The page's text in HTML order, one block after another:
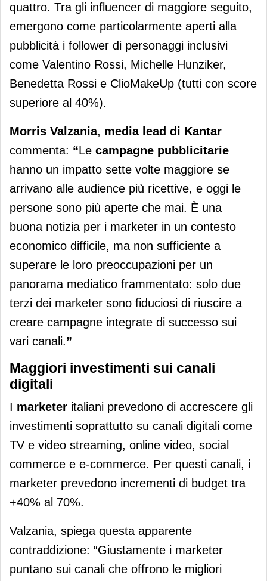
quattro. Tra gli influencer di maggiore seguito,
emergono come particolarmente aperti alla
pubblicità i follower di personaggi inclusivi
come Valentino Rossi, Michelle Hunziker,
Benedetta Rossi e ClioMakeUp (tutti con score
superiore al 40%).
Morris Valzania, media lead di Kantar
commenta: “Le campagne pubblicitarie
hanno un impatto sette volte maggiore se
arrivano alle audience più ricettive, e oggi le
persone sono più aperte che mai. È una
buona notizia per i marketer in un contesto
economico difficile, ma non sufficiente a
superare le loro preoccupazioni per un
panorama mediatico frammentato: solo due
terzi dei marketer sono fiduciosi di riuscire a
creare campagne integrate di successo sui
vari canali.”
Maggiori investimenti sui canali
digitali
I marketer italiani prevedono di accrescere gli
investimenti soprattutto su canali digitali come
TV e video streaming, online video, social
commerce e e-commerce. Per questi canali, i
marketer prevedono incrementi di budget tra
+40% al 70%.
Valzania, spiega questa apparente
contraddizione: “Giustamente i marketer
puntano sui canali che offrono le migliori